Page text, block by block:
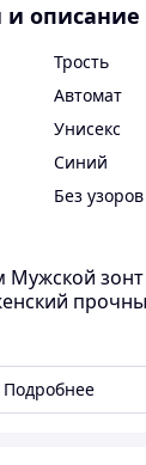
и описание
Трость
Автомат
Унисекс
Синий
Без
Мужской
Подробнее